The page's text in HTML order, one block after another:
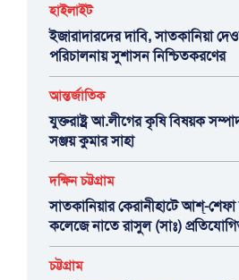
হাইলাইট
ইজারাদারদের দাবি, সাতকানিয়া
পরিচালনায় সুশাসন নিশ্চিতকরণের
আন্তর্জাতিক
যুক্তরাষ্ট্র আ.লীগের কৃষি বিষয়ক
সঞ্জয় কুমার সাহা
দক্ষিন চট্টগ্রাম
সাতকানিয়ার কেরানীহাটে আশ্-
কলেজে নাতে রাসুল (সাঃ)
চট্টগ্রাম